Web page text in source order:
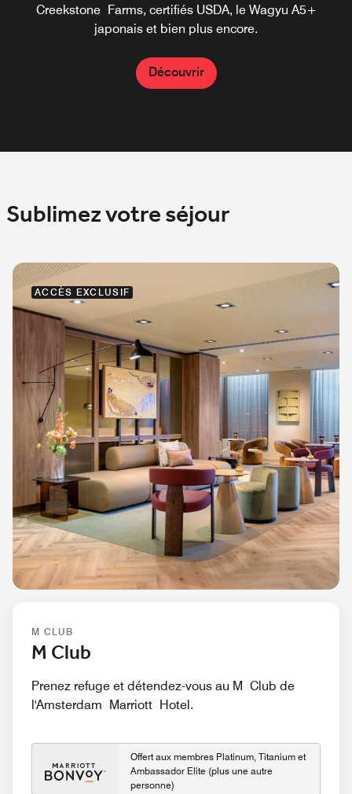
Creekstone Farms, certifiés USDA, le Wagyu A5+
japonais et bien plus encore.
Découvrir
décontractés à des soirées hautes en couleurs.
Sublimez votre séjour
ACCÈS EXCLUSIF
M CLUB
M Club
Prenez refuge et détendez-vous au M Club de
l'Amsterdam Marriott Hotel.
Offert aux membres Platinum, Titanium et
Ambassador Elite (plus une autre
personne)